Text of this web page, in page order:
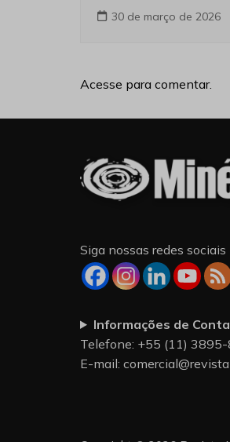
30 de março de 2026
Acesse para comentar.
Siga nossas redes sociais
Informações de
Telefone: +55 (11)
E-mail: